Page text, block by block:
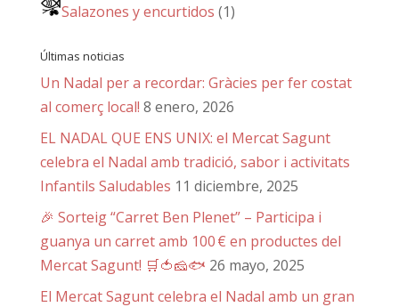
Salazones y encurtidos (1)
Últimas noticias
Un Nadal per a recordar: Gràcies per fer costat
al comerç local! 8 enero, 2026
EL NADAL QUE ENS UNIX: el Mercat Sagunt
celebra el Nadal amb tradició, sabor i activitats
Infantils Saludables 11 diciembre, 2025
🎉 Sorteig “Carret Ben Plenet” – Participa i
guanya un carret amb 100 € en productes del
Mercat Sagunt! 🛒🍅🧀🐟 26 mayo, 2025
El Mercat Sagunt celebra el Nadal amb un gran